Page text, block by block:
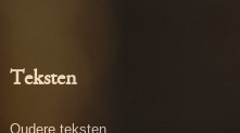
Teksten
Oudere teksten